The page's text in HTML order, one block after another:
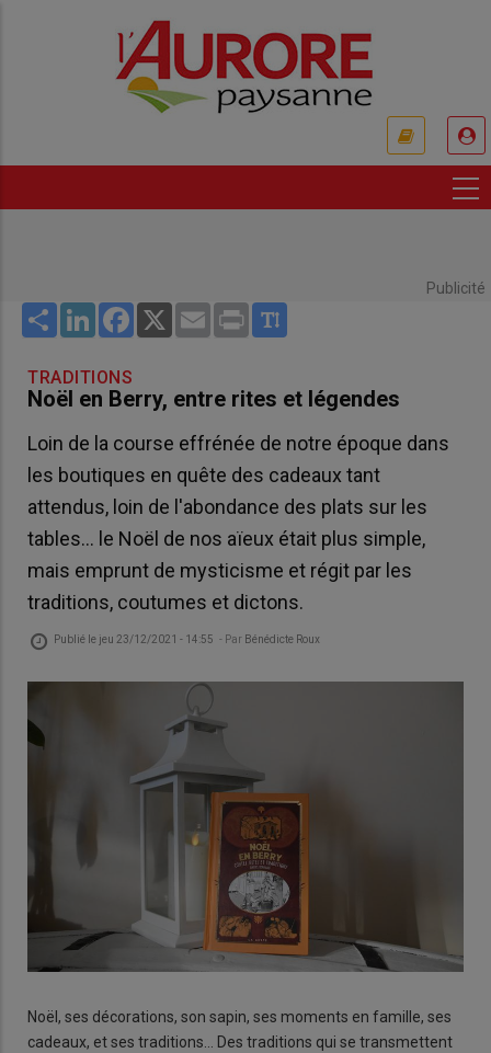
Publicité
Share LinkedInFacebook
X Email Print
TRADITIONS
Noël en Berry, entre rites et légendes
Loin de la course effrénée de notre époque dans
les boutiques en quête des cadeaux tant
attendus, loin de l'abondance des plats sur les
tables… le Noël de nos aïeux était plus simple,
mais emprunt de mysticisme et régit par les
traditions, coutumes et dictons.
Publié le jeu 23/12/2021 - 14:55 - Par Bénédicte Roux
Noël, ses décorations, son sapin, ses moments en famille, ses
cadeaux, et ses traditions… Des traditions qui se transmettent